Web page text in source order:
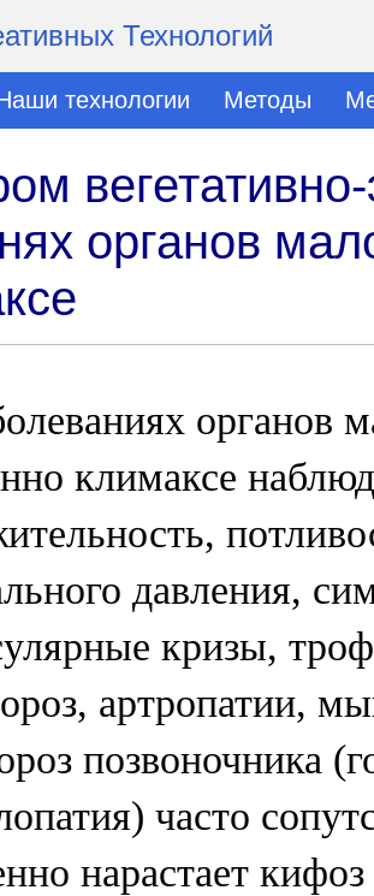
Технологий
технологии Методы
органов
органов
климаксе
давления,
кризы,
артропатии,
позвоночника
часто
нарастает